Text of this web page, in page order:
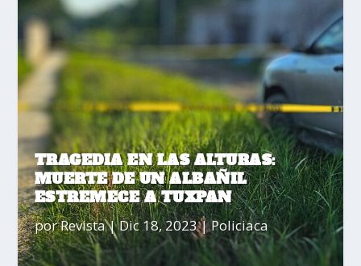
TRAGEDIA EN LAS ALTURAS:
MUERTE DE UN ALBAÑIL
ESTREMECE A TUXPAN
porRevista|Dic 18, 2023|Policiaca